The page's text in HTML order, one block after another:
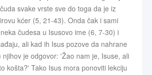
svake vrste sve do toga da je iz
kćer (5, 21-43). Onda čak i sami
čudesa u Isusovo ime (6, 7-30) i
ali kad ih Isus pozove da nahrane
je odgovor: 'Žao nam je, Isuse, ali
košta?' Tako Isus mora ponoviti lekciju